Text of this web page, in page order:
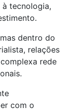
tecnologia,
dentro do
relações
rede
com o